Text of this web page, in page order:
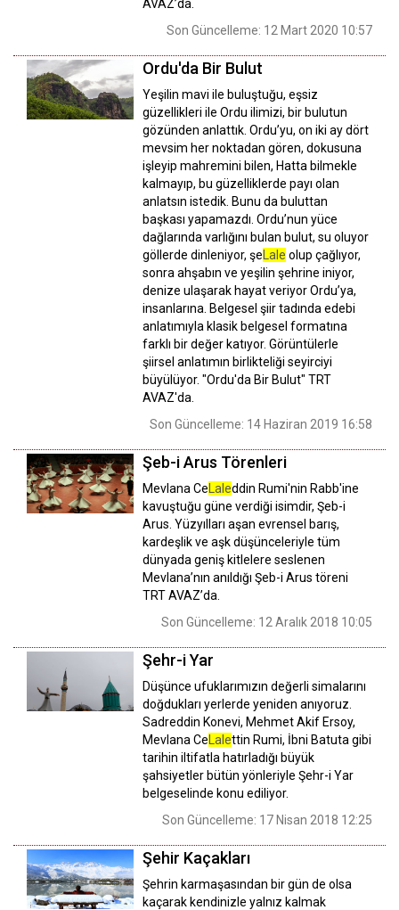
AVAZ’da.
Son Güncelleme: 12 Mart 2020 10:57
Ordu'da Bir Bulut
Yeşilin mavi ile buluştuğu, eşsiz
güzellikleri ile Ordu ilimizi, bir bulutun
gözünden anlattık. Ordu’yu, on iki ay dört
mevsim her noktadan gören, dokusuna
işleyip mahremini bilen, Hatta bilmekle
kalmayıp, bu güzelliklerde payı olan
anlatsın istedik. Bunu da buluttan
başkası yapamazdı. Ordu’nun yüce
dağlarında varlığını bulan bulut, su oluyor
göllerde dinleniyor, şe Lale olup çağlıyor,
sonra ahşabın ve yeşilin şehrine iniyor,
denize ulaşarak hayat veriyor Ordu’ya,
insanlarına. Belgesel şiir tadında edebi
anlatımıyla klasik belgesel formatına
farklı bir değer katıyor. Görüntülerle
şiirsel anlatımın birlikteliği seyirciyi
büyülüyor. "Ordu'da Bir Bulut" TRT
AVAZ'da.
Son Güncelleme: 14 Haziran 2019 16:58
Şeb-i Arus Törenleri
Mevlana Ce Laleddin Rumi'nin Rabb'ine
kavuştuğu güne verdiği isimdir, Şeb-i
Arus. Yüzyılları aşan evrensel barış,
kardeşlik ve aşk düşünceleriyle tüm
dünyada geniş kitlelere seslenen
Mevlana’nın anıldığı Şeb-i Arus töreni
TRT AVAZ’da.
Son Güncelleme: 12 Aralık 2018 10:05
Şehr-i Yar
Düşünce ufuklarımızın değerli simalarını
doğdukları yerlerde yeniden anıyoruz.
Sadreddin Konevi, Mehmet Akif Ersoy,
Mevlana Ce Lalettin Rumi, İbni Batuta gibi
tarihin iltifatla hatırladığı büyük
şahsiyetler bütün yönleriyle Şehr-i Yar
belgeselinde konu ediliyor.
Son Güncelleme: 17 Nisan 2018 12:25
Şehir Kaçakları
Şehrin karmaşasından bir gün de olsa
kaçarak kendinizle yalnız kalmak